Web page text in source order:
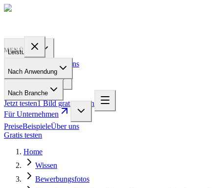
Leistungen
Über uns
Jetzt testen1 Bild gratis testen
MENÜ
Nach Anwendung
Nach Branche
Für Unternehmen
PreiseBeispieleÜber uns
Gratis testen
Home
Wissen
Bewerbungsfotos